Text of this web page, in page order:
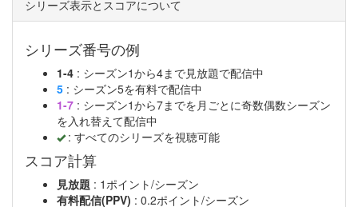
シリーズ表示とスコアについて
シリーズ番号の例
1-4 : シーズン1から4まで見放題で配信中
5 : シーズン5を有料で配信中
1-7 : シーズン1から7までを月ごとに奇数偶数シーズン
を入れ替えて配信中
: すべてのシリーズを視聴可能
スコア計算
見放題 : 1ポイント/シーズン
有料配信(PPV) : 0.2ポイント/シーズン